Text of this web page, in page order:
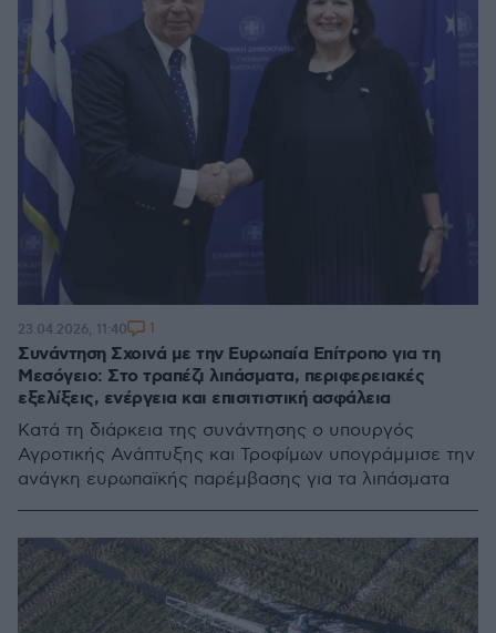
Συνάντηση Σχοινά με την Ευρωπαία Επίτροπο για τη
Μεσόγειο: Στο τραπέζι λιπάσματα, περιφερειακές
εξελίξεις, ενέργεια και επισιτιστική ασφάλεια
Κατά τη διάρκεια της συνάντησης ο υπουργός
Αγροτικής Ανάπτυξης και Τροφίμων υπογράμμισε την
ανάγκη ευρωπαϊκής παρέμβασης για τα λιπάσματα
23.04.2026, 11:40 1